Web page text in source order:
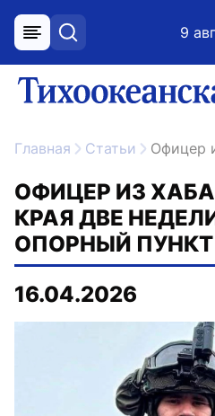
меню поиск 9
Главная Статьи Офицер из
ОФИЦЕР ИЗ
КРАЯ ДВЕ
ОПОРНЫЙ ПУНКТ
16.04.2026